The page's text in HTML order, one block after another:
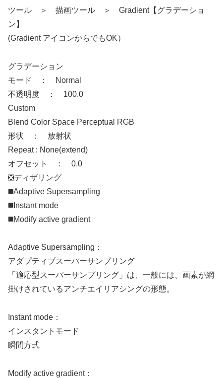
ツール ＞ 描画ツール ＞ Gradient【グラデーショ
ン】
(Gradient アイコンからでもOK）
グラデーション
モード ： Normal
不透明度 ： 100.0
Custom
Blend Color Space Perceptual RGB
形状 ： 放射状
Repeat : None(extend)
オフセット ： 0.0
❎ディザリング
◼️Adaptive Supersampling
◼️Instant mode
◼️Modify active gradient
Adaptive Supersampling：
アダプティブスーパーサンプリング
「適応型スーパーサンプリング」は、一般には、画素が網
掛けされているアンチエイリアシングの形態。
Instant mode：
インスタントモード
瞬間方式
Modify active gradient：